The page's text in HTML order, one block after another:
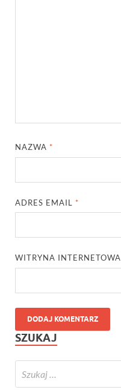
NAZWA *
ADRES EMAIL *
WITRYNA INTERNETOWA
SZUKAJ